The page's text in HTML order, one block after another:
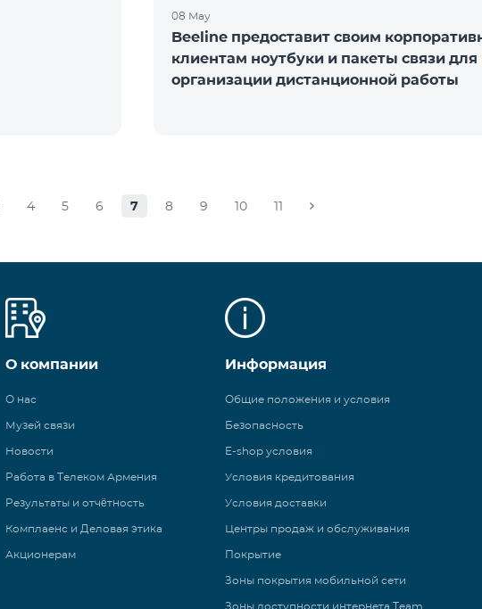
08 May
Beeline предоставит своим
клиентам ноутбуки и пакеты связи для
организации дистанционной работы
4 5 6 7 8 9 10 11
О компании
О нас
Музей связи
Новости
Работа в Телеком Армения
Результаты и отчётность
Комплаенс и Деловая этика
Акционерам
Информация
Общие положения и условия
Безопасность
E-shop условия
Условия кредитования
Условия доставки
Центры продаж и обслуживания
Покрытие
Зоны покрытия мобильной сети
Зоны доступности интернета Team